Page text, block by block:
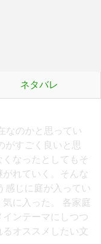
ネタバレ
なのかと思ってい
がすごく良いと思
なったとしてもそ
れていく。そんな
感じに庭が入ってい
に入った。 各家庭
ンテーマにしつつ
オススメしたい文